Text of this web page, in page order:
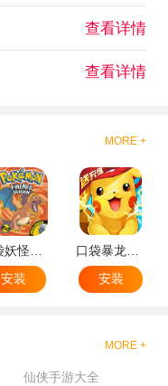
查看详情
查看详情
MORE +
口袋妖怪：火红802 2.1汉化版
安装
口袋暴龙送VIP18手机版
安装
MORE +
仙侠手游大全